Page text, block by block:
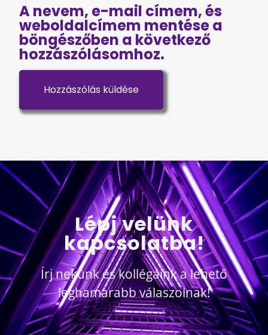
A nevem, e-mail címem, és
weboldalcímem mentése a
böngészőben a következő
hozzászólásomhoz.
Lépj velünk
kapcsolatba!
Írj nekünk és kollégáink a lehető
leghamarabb válaszolnak!